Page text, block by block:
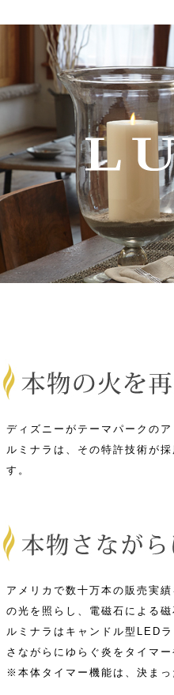
ディズニーがテーマパークの
ルミナラは、その特許技術が
す。
アメリカで数十万本の販売実
の光を照らし、電磁石による
ルミナラはキャンドル型LED
さながらにゆらぐ炎をタイマ
※本体タイマー機能は、決まっ